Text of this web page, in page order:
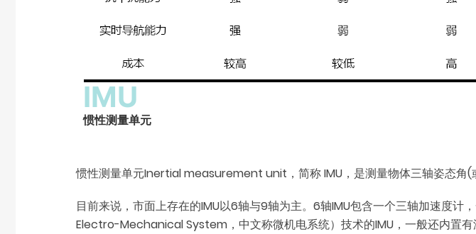
IMU
惯性测量单元
惯性测量单元Inertial measurement unit，简称 IMU，是测量物体三轴姿态角(
目前来说，市面上存在的IMU以6轴与9轴为主。6轴IMU包含一个三轴加速度
Electro-Mechanical System，中文称微机电系统）技术的IMU，一般还内置